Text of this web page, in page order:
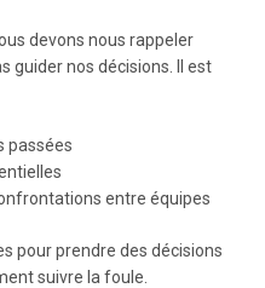
devons nous rappeler
guider nos décisions. Il est
passées
entre équipes
pour prendre des décisions
suivre la foule.